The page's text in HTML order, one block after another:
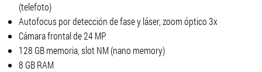
(telefoto)
Autofocus por detección de fase y láser, zoom óptico 3x
Cámara frontal de 24 MP
128 GB memoria, slot NM (nano memory)
8 GB RAM